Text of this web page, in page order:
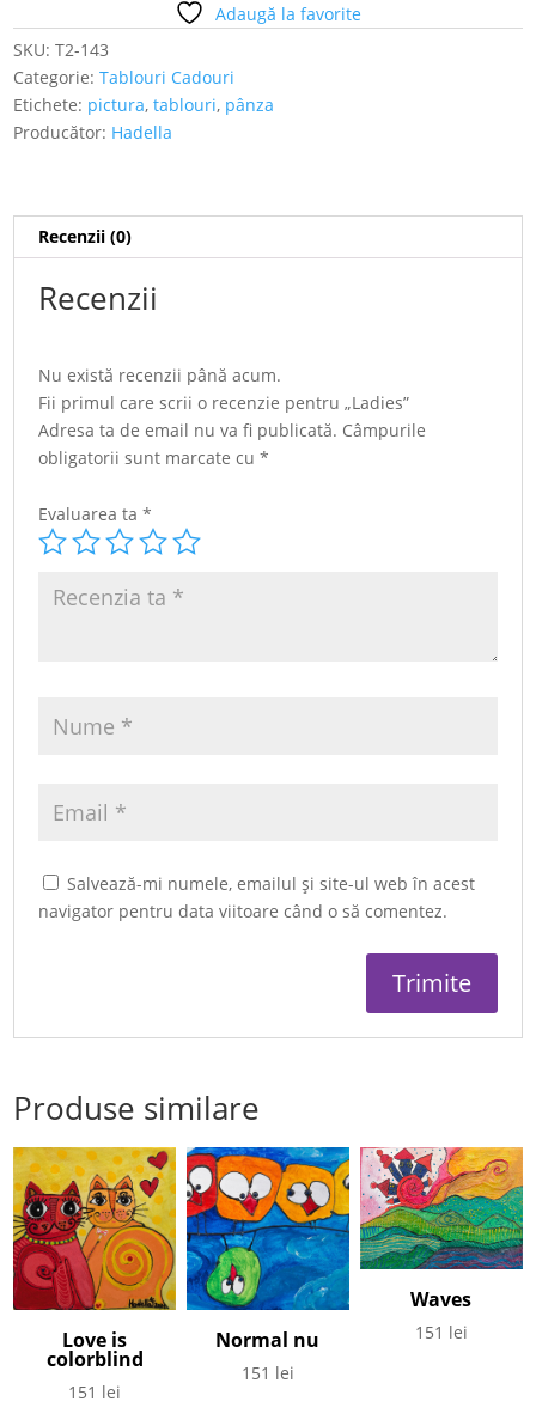
Adaugă la favorite
SKU:T2-143
Categorie:Tablouri Cadouri
Etichete: pictura,tablouri, pânza
Producător: Hadella
Recenzii (0)
Recenzii
Nu există recenzii până acum.
Fii primul care scrii o recenzie pentru „Ladies”
Adresa ta de email nu va fi publicată. Câmpurile
obligatorii sunt marcate cu*
Evaluarea ta*
Salvează-mi numele, emailul și site-ul web în acest
navigator pentru data viitoare când o să comentez.
Produse similare
Love is
colorblind
151 lei
Normal nu
151 lei
Waves
151 lei